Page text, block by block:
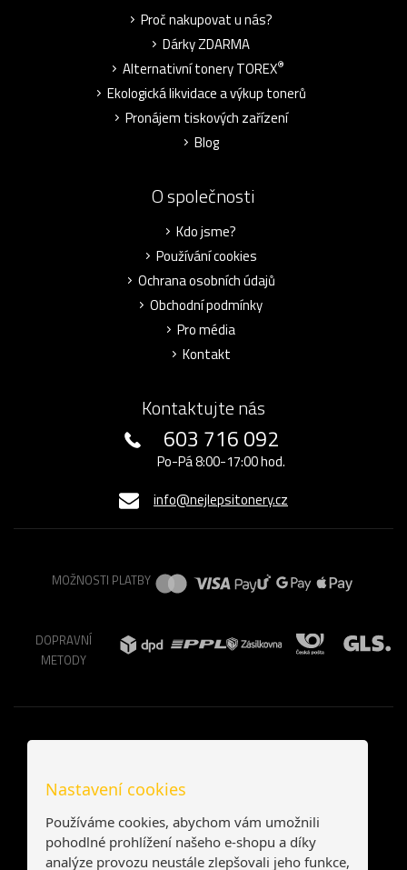
Proč nakupovat u nás?
Dárky ZDARMA
Alternativní tonery TOREX®
Ekologická likvidace a výkup tonerů
Pronájem tiskových zařízení
Blog
O společnosti
Kdo jsme?
Používání cookies
Ochrana osobních údajů
Obchodní podmínky
Pro média
Kontakt
Kontaktujte nás
603 716 092
Po-Pá 8:00-17:00 hod.
info@nejlepsitonery.cz
MOŽNOSTI PLATBY
DOPRAVNÍ
METODY
Nastavení cookies
Používáme cookies, abychom vám umožnili
pohodlné prohlížení našeho e-shopu a díky
analýze provozu neustále zlepšovali jeho funkce,